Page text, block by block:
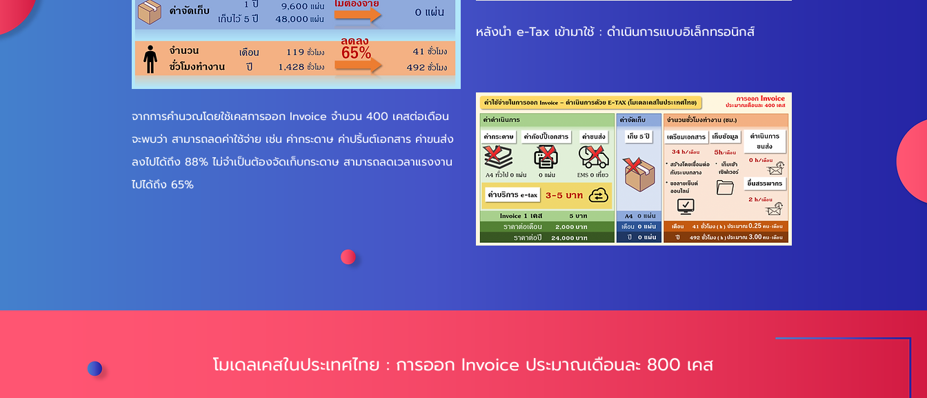
หลังนำ e-Tax เข้ามาใช้ : ดำเนินการแบบอิเล็กทรอนิกส์
จากการคำนวณโดยใช้เคสการออก Invoice จำนวน 400 เคสต่อเดือน
จะพบว่า สามารถลดค่าใช้จ่าย เช่น ค่ากระดาษ ค่าปริ้นต์เอกสาร ค่าขนส่ง
ลงไปได้ถึง 88% ไม่จำเป็นต้องจัดเก็บกระดาษ สามารถลดเวลาแรงงาน
ไปได้ถึง 65%
โมเดลเคสในประเทศไทย : การออก Invoice ประมาณเดือนละ 800 เคส